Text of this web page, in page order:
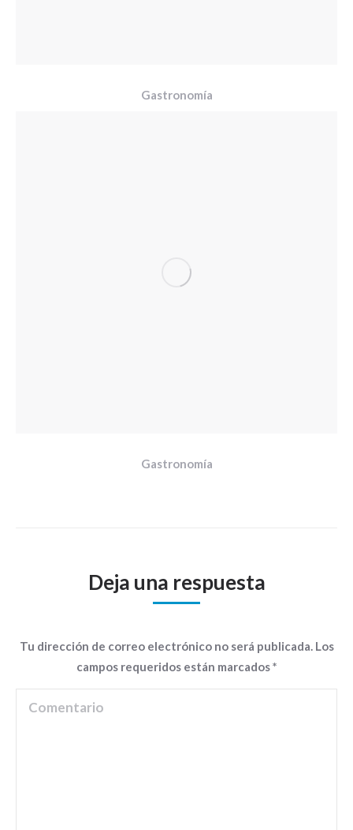
Gastronomía
Gastronomía
Deja una respuesta
Tu dirección de correo electrónico no será publicada. Los
campos requeridos están marcados*
Comentario